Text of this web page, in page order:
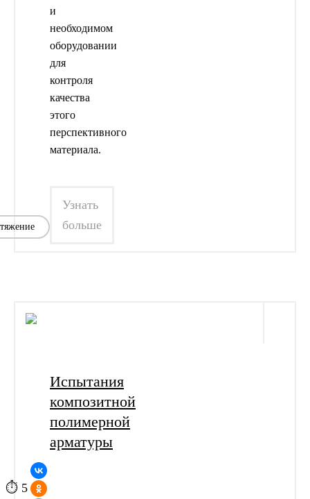
и
необходимом
оборудовании
для
контроля
качества
этого
перспективного
материала.
Узнать
больше
Испытания
композитной
полимерной
арматуры
⏱ 5